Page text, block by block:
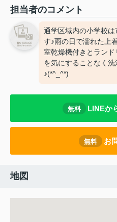
担当者のコメント
通学区域内の小学校
す♪雨の日で濡れた上
室乾燥機付きとラン
を気にすることなく
♪(*^_^*)
無料 LINEか
無料 お
地図